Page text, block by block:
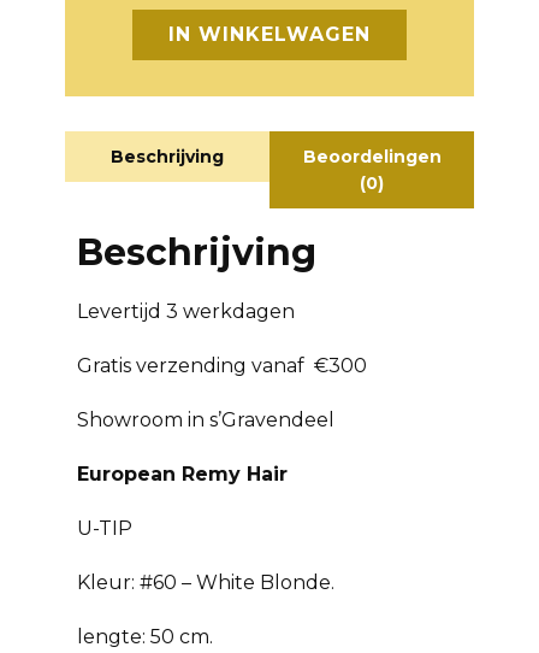
IN WINKELWAGEN
Beschrijving
Beoordelingen
(0)
Beschrijving
Levertijd 3 werkdagen
Gratis verzending vanaf €300
Showroom in s’Gravendeel
European Remy Hair
U-TIP
Kleur: #60 – White Blonde.
lengte: 50 cm.